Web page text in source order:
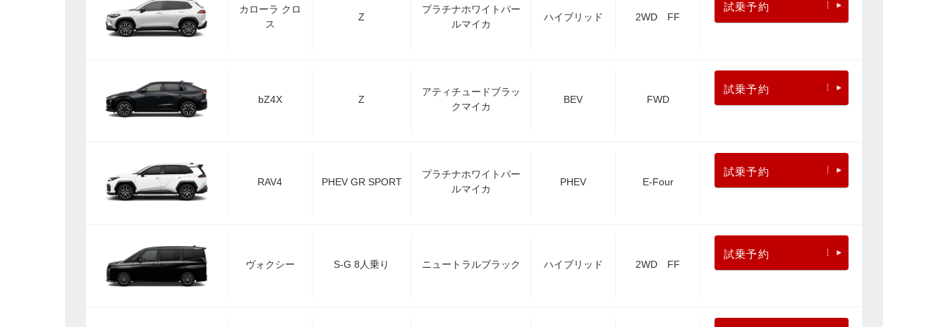
カローラ クロ
ス
Z
プラチナホワイトパー
ルマイカ
ハイブリッド 2WD FF
試乗予約
bZ4X Z
アティチュードブラッ
クマイカ
BEV FWD
試乗予約
RAV4 PHEV GR SPORT
プラチナホワイトパー
ルマイカ
PHEV E-Four
試乗予約
ヴォクシー S-G 8人乗り ニュートラルブラック ハイブリッド 2WD FF
試乗予約